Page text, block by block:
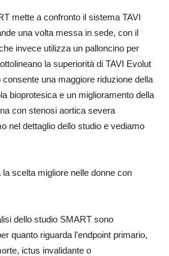
mette a confronto il sistema TAVI
una volta messa in sede, con il
invece utilizza un palloncino per
la superiorità di TAVI Evolut
consente una maggiore riduzione della
bioprotesica e un miglioramento della
con stenosi aortica severa
nel dettaglio dello studio e vediamo
scelta migliore nelle donne con
dello studio SMART sono
quanto riguarda l’endpoint primario,
ictus invalidante o